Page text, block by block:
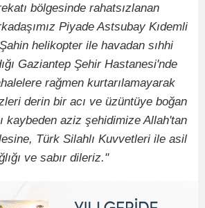
bölgesinde rahatsızlanan
Piyade Astsubay Kıdemli
helikopter ile havadan sıhhi
Gaziantep Şehir Hastanesi'nde
rağmen kurtarılamayarak
derin bir acı ve üzüntüye boğan
kaybeden aziz şehidimize Allah'tan
Türk Silahlı Kuvvetleri ile asil
ve sabır dileriz."